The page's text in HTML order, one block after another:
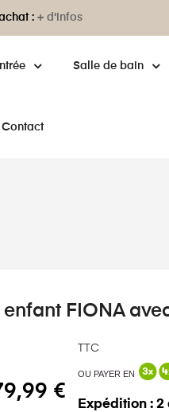
: + d'infos
Salle de bain
Contact
enfant FIONA
€
TTC
OU PAYER EN
Expédition : 2